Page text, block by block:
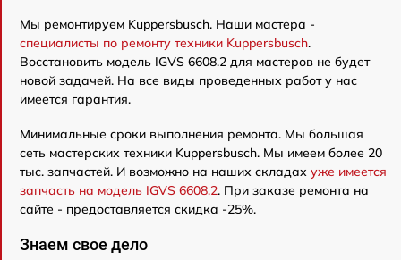
Мы ремонтируем Kuppersbusch. Наши мастера -
специалисты по ремонту техники Kuppersbusch.
Восстановить модель IGVS 6608.2 для мастеров не будет
новой задачей. На все виды проведенных работ у нас
имеется гарантия.
Минимальные сроки выполнения ремонта. Мы большая
сеть мастерских техники Kuppersbusch. Мы имеем более 20
тыс. запчастей. И возможно на наших складах уже имеется
запчасть на модель IGVS 6608.2. При заказе ремонта на
сайте - предоставляется скидка -25%.
Знаем свое дело